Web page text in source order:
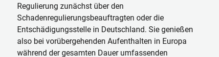
Regulierung zunächst über den
Schadenregulierungsbeauftragten oder die
Entschädigungsstelle in Deutschland. Sie genießen
also bei vorübergehenden Aufenthalten in Europa
während der gesamten Dauer umfassenden